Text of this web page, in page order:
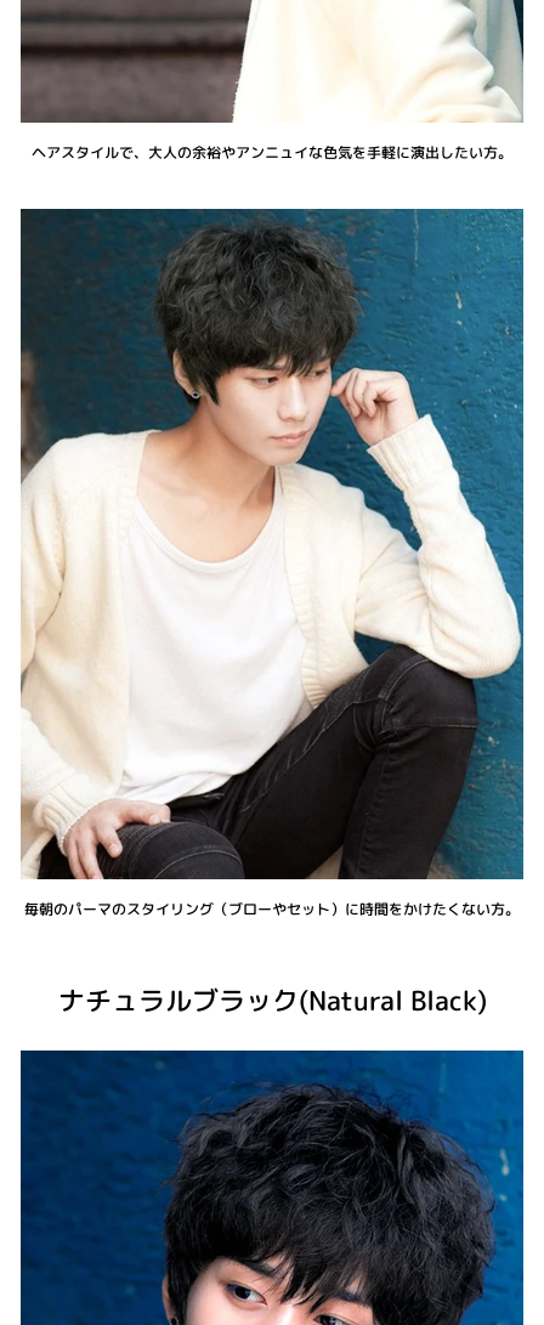
ヘアスタイルで、大人の余裕やアンニュイな色気を手軽に演出したい方。
毎朝のパーマのスタイリング（ブローやセット）に時間をかけたくない方。
ナチュラルブラック(Natural Black)